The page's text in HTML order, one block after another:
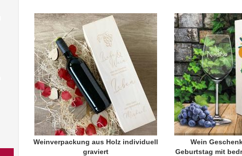
Weinverpackung aus Holz individuell
graviert
Wein
Geburtstag mit